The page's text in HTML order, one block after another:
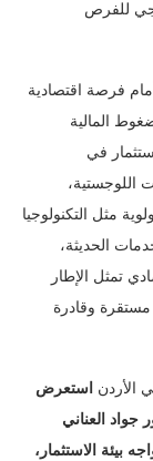
للفرص
فرصة اقتصادية
المالية
في
اللوجستية،
مثل التكنولوجيا
الحديثة،
تمثل الإطار
مستقرة وقادرة
الأردن استعرض
جواد العناني
بيئة الاستثمار،